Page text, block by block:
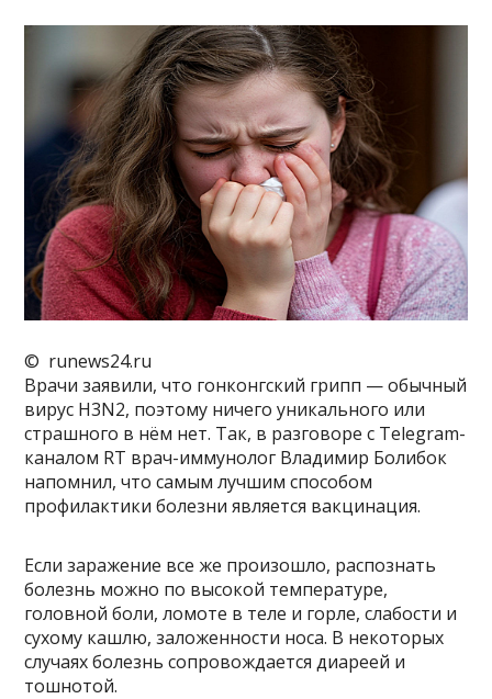
© runews24.ru
Врачи заявили, что гонконгский грипп — обычный
вирус H3N2, поэтому ничего уникального или
страшного в нём нет. Так, в разговоре с Telegram-
каналом RT врач-иммунолог Владимир Болибок
напомнил, что самым лучшим способом
профилактики болезни является вакцинация.
Если заражение все же произошло, распознать
болезнь можно по высокой температуре,
головной боли, ломоте в теле и горле, слабости и
сухому кашлю, заложенности носа. В некоторых
случаях болезнь сопровождается диареей и
тошнотой.